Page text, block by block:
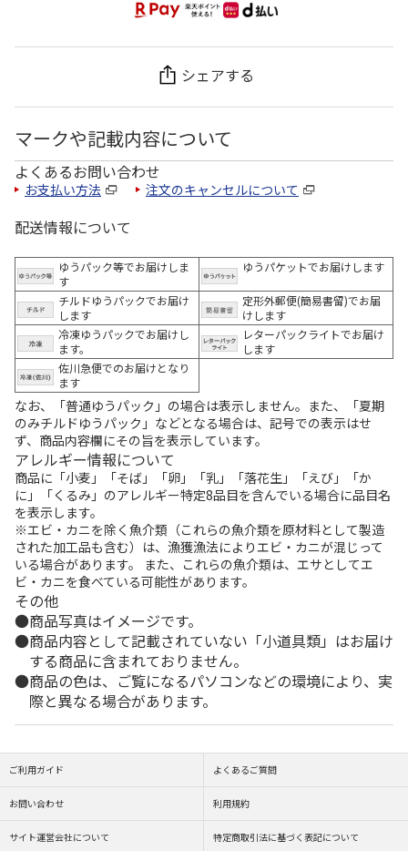
シェアする
マークや記載内容について
よくあるお問い合わせ
お支払い方法 注文のキャンセルについて
配送情報について
ゆうパック等でお届けしま
す
ゆうパケットでお届けします
チルドゆうパックでお届け
します
定形外郵便(簡易書留)でお届
けします
冷凍ゆうパックでお届けし
ます。
レターパックライトでお届け
します
佐川急便でのお届けとなり
ます
なお、「普通ゆうパック」の場合は表示しません。また、「夏期
のみチルドゆうパック」などとなる場合は、記号での表示はせ
ず、商品内容欄にその旨を表示しています。
アレルギー情報について
商品に「小麦」「そば」「卵」「乳」「落花生」「えび」「か
に」「くるみ」のアレルギー特定8品目を含んでいる場合に品目名
を表示します。
※エビ・カニを除く魚介類（これらの魚介類を原材料として製造
された加工品も含む）は、漁獲漁法によりエビ・カニが混じって
いる場合があります。 また、これらの魚介類は、エサとしてエ
ビ・カニを食べている可能性があります。
その他
商品写真はイメージです。
商品内容として記載されていない「小道具類」はお届け
する商品に含まれておりません。
商品の色は、ご覧になるパソコンなどの環境により、実
際と異なる場合があります。
ご利用ガイド よくあるご質問
お問い合わせ 利用規約
サイト運営会社について 特定商取引法に基づく表記について